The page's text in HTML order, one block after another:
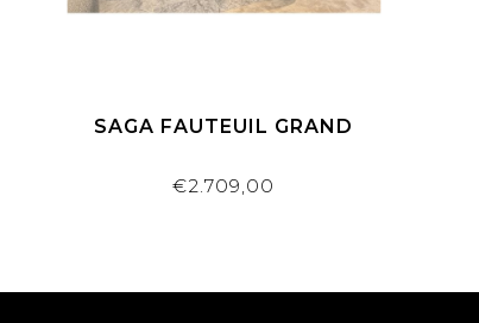
SAGA FAUTEUIL GRAND
€2.709,00